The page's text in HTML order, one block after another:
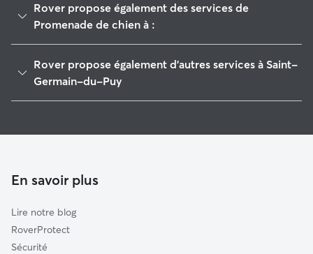
Rover propose également des services de
Promenade de chien à :
Bourges
Avord
Neuvy-sur-Barangeon
Chârost
Rover propose également d'autres services à Saint-
Germain-du-Puy
Garderie pour chien à Saint-Germain-Du-Puy
En savoir plus
Lire notre blog
RoverProtect
Sécurité